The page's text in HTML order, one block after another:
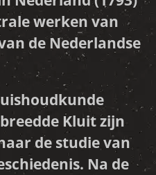
werken van
de Nederlandse
Kluit zijn
de studie van
Na de